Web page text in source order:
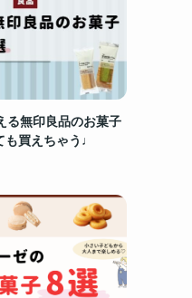
る無印良品のお菓子
も買えちゃう♩